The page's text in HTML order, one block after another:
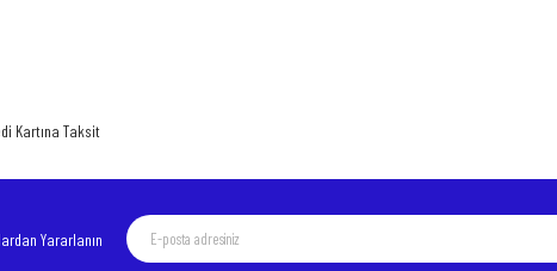
Kartına Taksit
Yararlanın